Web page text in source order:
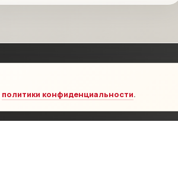
политики конфиденциальности.